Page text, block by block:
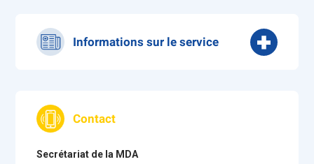
Informations sur le service
Contact
Secrétariat de la MDA